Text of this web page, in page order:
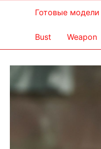
Готовые модели
Bust Weapon